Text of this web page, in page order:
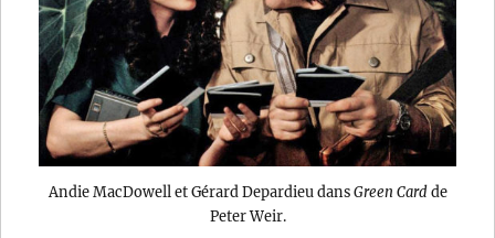
Andie MacDowell et Gérard Depardieu dansGreen Cardde
Peter Weir.